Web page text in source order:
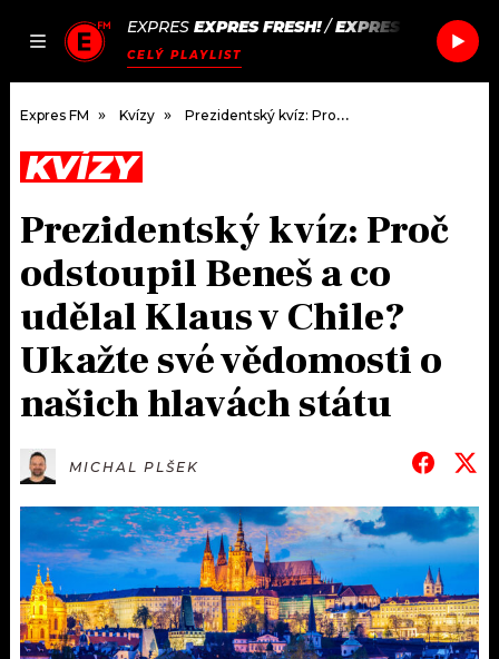
JAK
SEZNAM.CZ
EXPRES EXPRES FRESH!/EXPRES FRESH!
CELÝ PLAYLIST
DOMŮ
ČLÁNKY
HUDBA
ROZHOVORY
#NEBUDUDOMA
KALENDÁŘ
KVÍZY
VIP
PODCASTY
JAK NALADIT
RÁDIO
APLIKACE
PROGRAM
PLAYLIST
JAK NALADIT
SOUTĚŽE
Expres FM Kvízy Prezidentský kvíz: Proč odstoupil Beneš a co udělal Klaus v Chile? Ukažte své vědomosti o našich hlavách státu
KVÍZY
Prezidentský kvíz: Proč
odstoupil Beneš a co
udělal Klaus v Chile?
Ukažte své vědomosti o
našich hlavách státu
MICHAL PLŠEK